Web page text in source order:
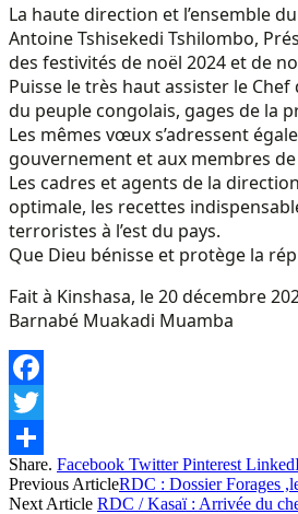
La haute direction et l’ensemble
Antoine Tshisekedi Tshilombo,
des festivités de noël 2024 et de
Puisse le très haut assister le
du peuple congolais, gages de la
Les mêmes vœux s’adressent
gouvernement et aux membres
Les cadres et agents de la
optimale, les recettes
terroristes à l’est du pays.
Que Dieu bénisse et protège la
Fait à Kinshasa, le 20 décembre
Barnabé Muakadi Muamba
Facebook
Twitter
Share
Share. Facebook Twitter Pinterest
Previous ArticleRDC : Dossier Forages
Next Article RDC / Kasaï : Arrivée du